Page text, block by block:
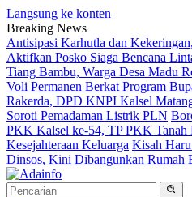
Langsung ke konten
Breaking News
Antisipasi Karhutla dan
Aktifkan Posko Siaga Bencana
Tiang Bambu, Warga Desa Madu
Voli Permanen Berkat Program
Rakerda, DPD KNPI Kalsel
Soroti Pemadaman Listrik PLN
PKK Kalsel ke-54, TP PKK
Kesejahteraan Keluarga Kisah
Dinsos, Kini Dibangunkan Rumah